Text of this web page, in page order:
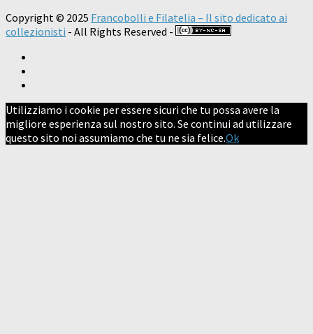
Copyright © 2025 Francobolli e Filatelia – Il sito dedicato ai
collezionisti - All Rights Reserved -
Utilizziamo i cookie per essere sicuri che tu possa avere la
migliore esperienza sul nostro sito. Se continui ad utilizzare
questo sito noi assumiamo che tu ne sia felice.Ok